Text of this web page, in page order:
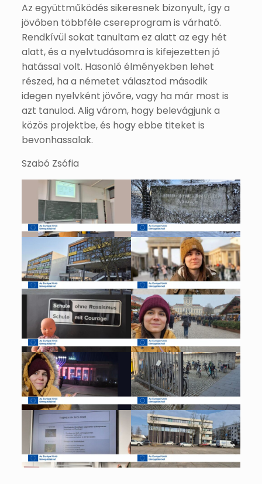
Az együttműködés sikeresnek bizonyult, így a
jövőben többféle csereprogram is várható.
Rendkívül sokat tanultam ez alatt az egy hét
alatt, és a nyelvtudásomra is kifejezetten jó
hatással volt. Hasonló élményekben lehet
részed, ha a németet választod második
idegen nyelvként jövőre, vagy ha már most is
azt tanulod. Alig várom, hogy belevágjunk a
közös projektbe, és hogy ebbe titeket is
bevonhassalak.
Szabó Zsófia